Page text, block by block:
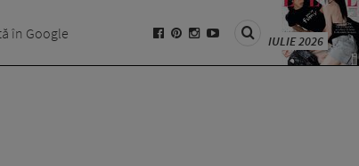
în Google IULIE 2026